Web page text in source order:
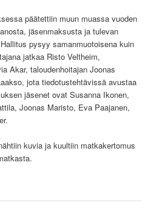
päätettiin muun muassa vuoden
jäsenmaksusta ja tulevan
pysyy samanmuotoisena kuin
jatkaa Risto Veltheim,
Akar, taloudenhoitajan Joonas
jota tiedotustehtävissä avustaa
jäsenet ovat Susanna Ikonen,
Joonas Maristo, Eva Paajanen,
kuvia ja kuultiin matkakertomus